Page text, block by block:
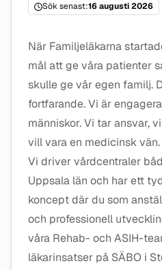
Sök senast:16 augusti 2026
När Familjeläkarna
mål att ge våra patienter
skulle ge vår egen familj.
fortfarande. Vi är
människor. Vi tar ansvar,
vill vara en medicinsk vän.
Vi driver vårdcentraler
Uppsala län och har ett
koncept där du som
och professionell
våra Rehab- och ASIH-
läkarinsatser på SÄBO i